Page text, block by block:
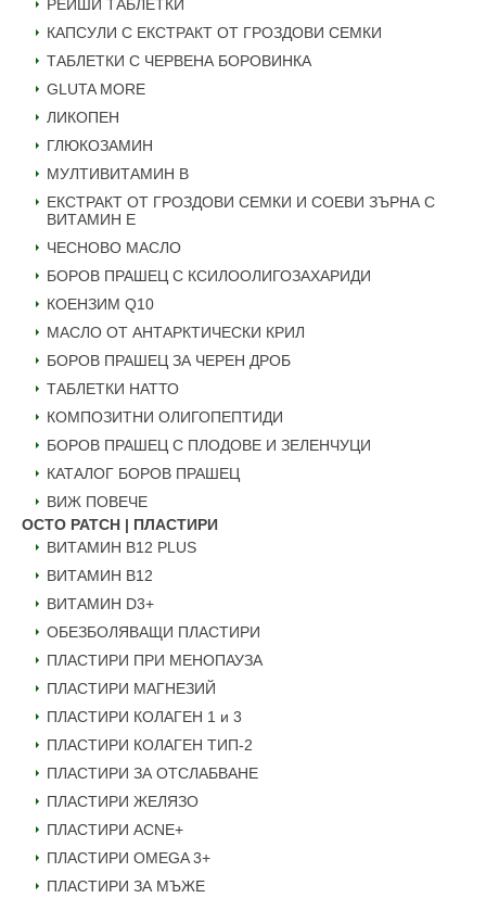
РЕЙШИ ТАБЛЕТКИ
КАПСУЛИ С ЕКСТРАКТ ОТ ГРОЗДОВИ СЕМКИ
ТАБЛЕТКИ С ЧЕРВЕНА БОРОВИНКА
GLUTA MORE
ЛИКОПЕН
ГЛЮКОЗАМИН
МУЛТИВИТАМИН B
ЕКСТРАКТ ОТ ГРОЗДОВИ СЕМКИ И СОЕВИ ЗЪРНА С
ВИТАМИН Е
ЧЕСНОВО МАСЛО
БОРОВ ПРАШЕЦ С КСИЛООЛИГОЗАХАРИДИ
КОЕНЗИМ Q10
МАСЛО ОТ АНТАРКТИЧЕСКИ КРИЛ
БОРОВ ПРАШЕЦ ЗА ЧЕРЕН ДРОБ
ТАБЛЕТКИ НАТТО
КОМПОЗИТНИ ОЛИГОПЕПТИДИ
БОРОВ ПРАШЕЦ С ПЛОДОВЕ И ЗЕЛЕНЧУЦИ
КАТАЛОГ БОРОВ ПРАШЕЦ
ВИЖ ПОВЕЧЕ
OCTO PATCH | ПЛАСТИРИ
ВИТАМИН B12 PLUS
ВИТАМИН B12
ВИТАМИН D3+
ОБЕЗБОЛЯВАЩИ ПЛАСТИРИ
ПЛАСТИРИ ПРИ МЕНОПАУЗА
ПЛАСТИРИ МАГНЕЗИЙ
ПЛАСТИРИ КОЛАГЕН 1 и 3
ПЛАСТИРИ КОЛАГЕН ТИП-2
ПЛАСТИРИ ЗА ОТСЛАБВАНЕ
ПЛАСТИРИ ЖЕЛЯЗО
ПЛАСТИРИ ACNE+
ПЛАСТИРИ OMEGA 3+
ПЛАСТИРИ ЗА МЪЖЕ